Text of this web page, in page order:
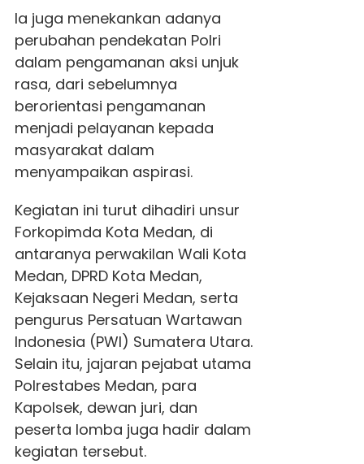
Ia juga menekankan adanya
perubahan pendekatan Polri
dalam pengamanan aksi unjuk
rasa, dari sebelumnya
berorientasi pengamanan
menjadi pelayanan kepada
masyarakat dalam
menyampaikan aspirasi.
Kegiatan ini turut dihadiri unsur
Forkopimda Kota Medan, di
antaranya perwakilan Wali Kota
Medan, DPRD Kota Medan,
Kejaksaan Negeri Medan, serta
pengurus Persatuan Wartawan
Indonesia (PWI) Sumatera Utara.
Selain itu, jajaran pejabat utama
Polrestabes Medan, para
Kapolsek, dewan juri, dan
peserta lomba juga hadir dalam
kegiatan tersebut.